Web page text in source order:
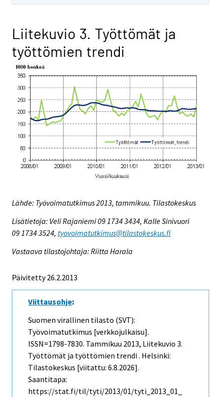
Liitekuvio 3. Työttömät ja
työttömien trendi
Lähde: Työvoimatutkimus 2013, tammikuu. Tilastokeskus
Lisätietoja: Veli Rajaniemi 09 1734 3434, Kalle Sinivuori
09 1734 3524, tyovoimatutkimus@tilastokeskus.fi
Vastaava tilastojohtaja: Riitta Harala
Päivitetty 26.2.2013
Viittausohje:
Suomen virallinen tilasto (SVT):
Työvoimatutkimus [verkkojulkaisu].
ISSN=1798-7830. Tammikuu 2013, Liitekuvio 3.
Työttömät ja työttömien trendi . Helsinki:
Tilastokeskus [viitattu: 6.8.2026].
Saantitapa:
https://stat.fi/til/tyti/2013/01/tyti_2013_01_